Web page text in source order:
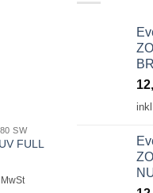
SW
FULL